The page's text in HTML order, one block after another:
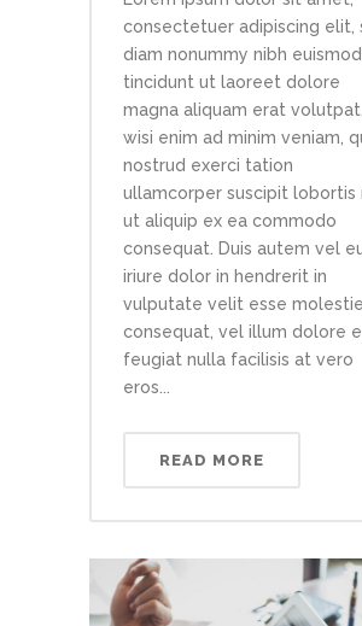
consectetuer adipiscing elit,
diam nonummy nibh euismod
tincidunt ut laoreet dolore
magna aliquam erat
wisi enim ad minim veniam,
nostrud exerci tation
ullamcorper suscipit lobortis
ut aliquip ex ea commodo
consequat. Duis autem vel
iriure dolor in hendrerit in
vulputate velit esse molestie
consequat, vel illum dolore
feugiat nulla facilisis at vero
eros...
READ MORE